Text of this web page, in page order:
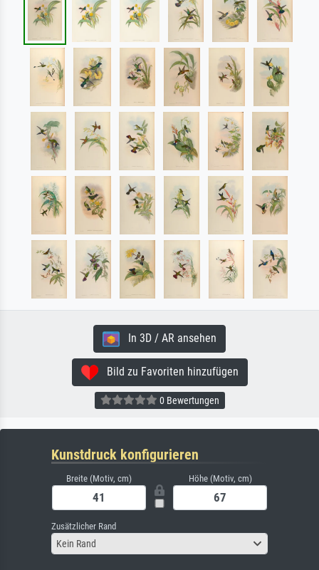
In 3D / AR ansehen
Bild zu Favoriten hinzufügen
0 Bewertungen
Kunstdruck konfigurieren
Breite (Motiv, cm) Höhe (Motiv, cm)
Zusätzlicher Rand
Kein Rand